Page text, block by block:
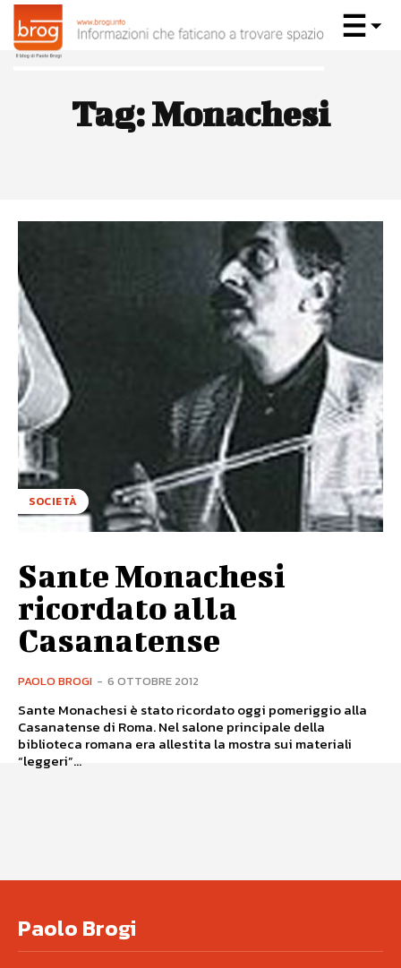
Tag:Monachesi
SOCIETÀ
Sante Monachesi
ricordato alla
Casanatense
PAOLO BROGI - 6 OTTOBRE 2012
Sante Monachesi è stato ricordato oggi pomeriggio alla
Casanatense di Roma. Nel salone principale della
biblioteca romana era allestita la mostra sui materiali
“leggeri”...
Paolo Brogi